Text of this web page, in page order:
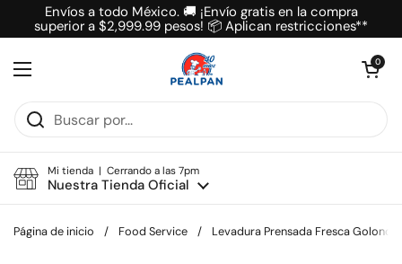
Ir al contenido
Envíos a todo México. 🚚 ¡Envío gratis en la compra
superior a $2,999.99 pesos! 📦 Aplican restricciones**
Abrir menú
Abrir carrito
0
Mi tienda | Cerrando a las 7pm
Nuestra Tienda Oficial
Página de inicio / Food Service / Levadura Prensada Fresca